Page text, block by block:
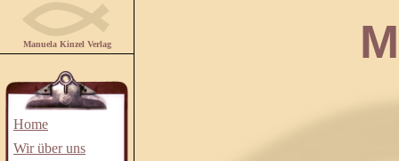
Manuela Kinzel Verlag
Home
Wir über uns